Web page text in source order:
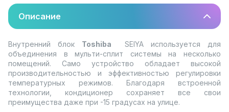
Описание
Внутренний блок Toshiba SEIYA используется для
объединения в мульти-сплит системы на несколько
помещений. Само устройство обладает высокой
производительностью и эффективностью регулировки
температурных режимов. Благодаря встроенной
технологии, кондиционер сохраняет все свои
преимущества даже при -15 градусах на улице.